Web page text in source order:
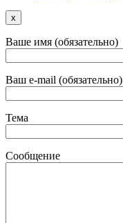
x
Ваше имя (обязательно)
Ваш e-mail (обязательно)
Тема
Сообщение